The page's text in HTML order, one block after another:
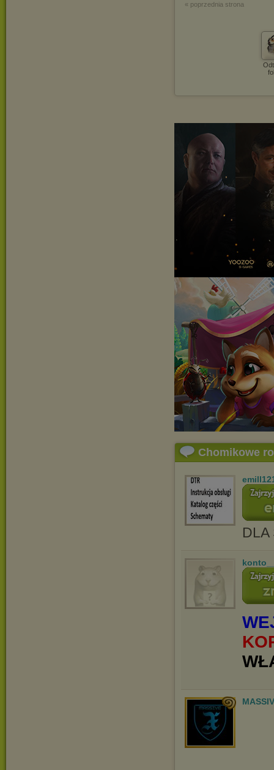
« poprzednia strona
Chomikowe
DLA